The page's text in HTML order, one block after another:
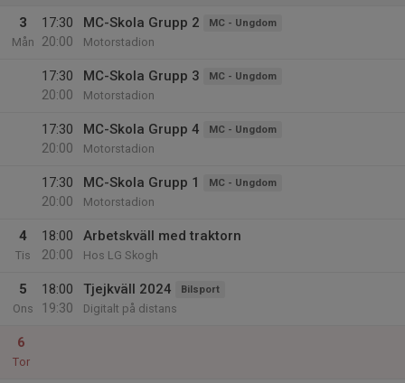
3
Mån
17:30
20:00
MC-Skola Grupp 2 MC - Ungdom
Motorstadion
17:30
20:00
MC-Skola Grupp 3 MC - Ungdom
Motorstadion
17:30
20:00
MC-Skola Grupp 4 MC - Ungdom
Motorstadion
17:30
20:00
MC-Skola Grupp 1 MC - Ungdom
Motorstadion
4
Tis
18:00
20:00
Arbetskväll med traktorn
Hos LG Skogh
5
Ons
18:00
19:30
Tjejkväll 2024 Bilsport
Digitalt på distans
6
Tor